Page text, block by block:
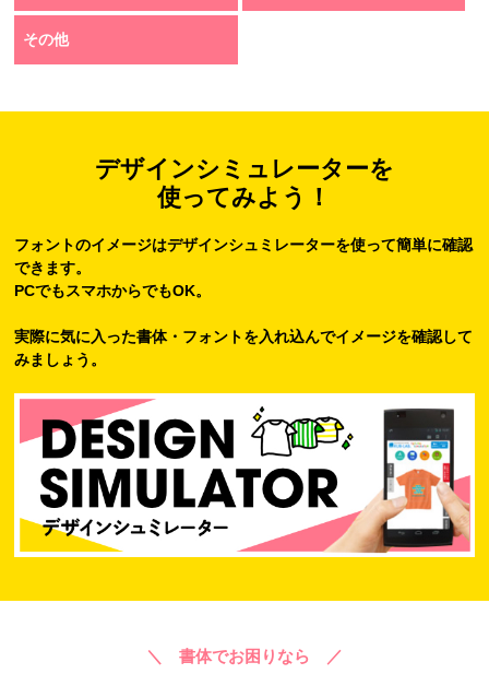
その他
デザインシミュレーターを
使ってみよう！
フォントのイメージはデザインシュミレーターを使って簡単に確認
できます。
PCでもスマホからでもOK。
実際に気に入った書体・フォントを入れ込んでイメージを確認して
みましょう。
＼ 書体でお困りなら ／